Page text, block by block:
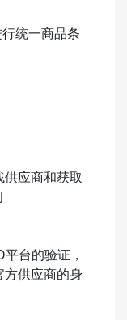
统一商品条
应商和获取
台的验证，
方供应商的身